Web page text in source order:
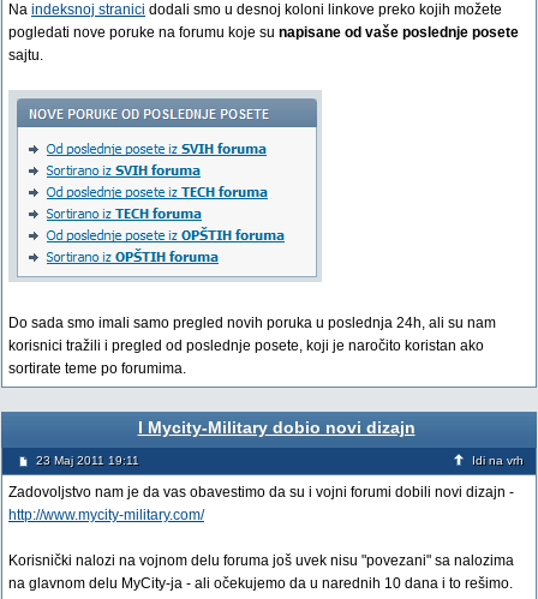
Na indeksnoj stranici dodali smo u desnoj koloni linkove preko kojih možete
pogledati nove poruke na forumu koje su napisane od vaše poslednje posete
sajtu.
Do sada smo imali samo pregled novih poruka u poslednja 24h, ali su nam
korisnici tražili i pregled od poslednje posete, koji je naročito koristan ako
sortirate teme po forumima.
I Mycity-Military dobio novi dizajn
23 Maj 2011 19:11 Idi na vrh
Zadovoljstvo nam je da vas obavestimo da su i vojni forumi dobili novi dizajn -
http://www.mycity-military.com/
Korisnički nalozi na vojnom delu foruma još uvek nisu "povezani" sa nalozima
na glavnom delu MyCity-ja - ali očekujemo da u narednih 10 dana i to rešimo.